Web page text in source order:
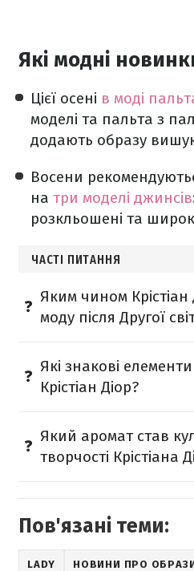
Які модні
Цієї осені в моді
моделі та пальта з
додають образу
Восени
на три моделі джинсів
розкльошені та
ЧАСТІ ПИТАННЯ
Яким чином
моду після Другої
Які знакові
Крістіан Діор?
Який аромат став
творчості Крістіана
Пов'язані теми:
LADY НОВИНИ ПРО